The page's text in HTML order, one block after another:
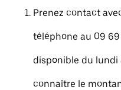
Prenez contact
téléphone au 09 69
disponible du lundi
connaître le